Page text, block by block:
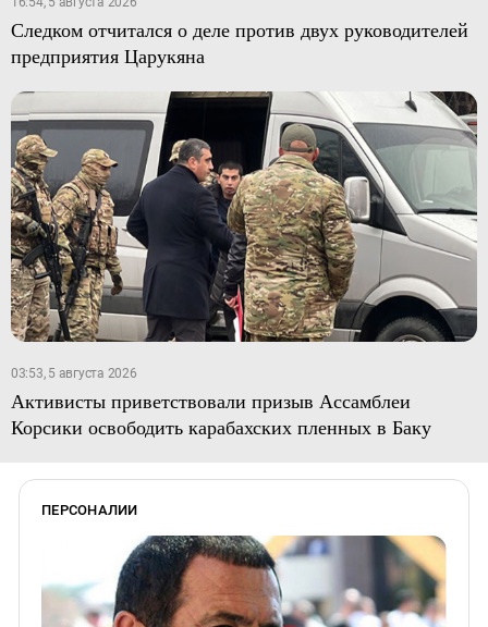
Следком отчитался о деле против двух руководителей
предприятия Царукяна
03:53, 5 августа 2026
Активисты приветствовали призыв Ассамблеи
Корсики освободить карабахских пленных в Баку
ПЕРСОНАЛИИ